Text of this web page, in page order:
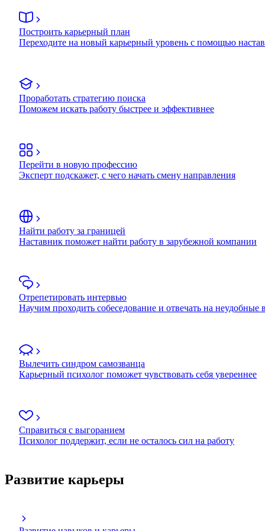
Построить карьерный план
Переходите на новый карьерный уровень с помощью
Проработать стратегию поиска
Поможем искать работу быстрее и эффективнее
Перейти в новую профессию
Эксперт подскажет, с чего начать смену направления
Найти работу за границей
Наставник поможет найти работу в зарубежной компании
Отрепетировать интервью
Научим проходить собеседование и отвечать на неудобные
Вылечить синдром самозванца
Карьерный психолог поможет чувствовать себя увереннее
Справиться с выгоранием
Психолог поддержит, если не осталось сил на работу
Развитие карьеры